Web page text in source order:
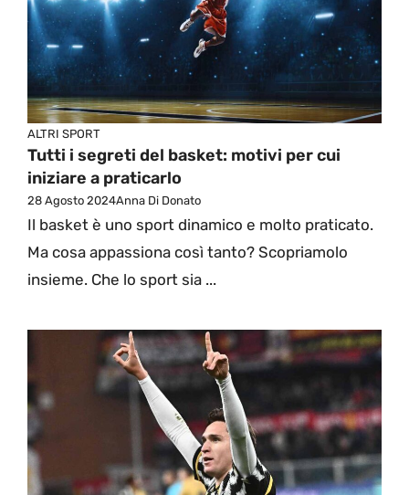
ALTRI SPORT
Tutti i segreti del basket: motivi per cui
iniziare a praticarlo
28 Agosto 2024Anna Di Donato
Il basket è uno sport dinamico e molto praticato.
Ma cosa appassiona così tanto? Scopriamolo
insieme. Che lo sport sia ...